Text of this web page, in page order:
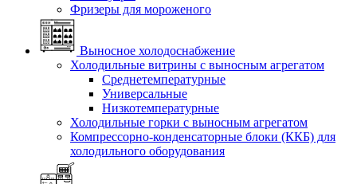
Фризеры для мороженого
Выносное холодоснабжение
Холодильные витрины с выносным агрегатом
Среднетемпературные
Универсальные
Низкотемпературные
Холодильные горки с выносным агрегатом
Компрессорно-конденсаторные блоки (ККБ) для
холодильного оборудования